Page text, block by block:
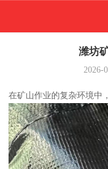
潍坊
2026-
在矿山作业的复杂环境中